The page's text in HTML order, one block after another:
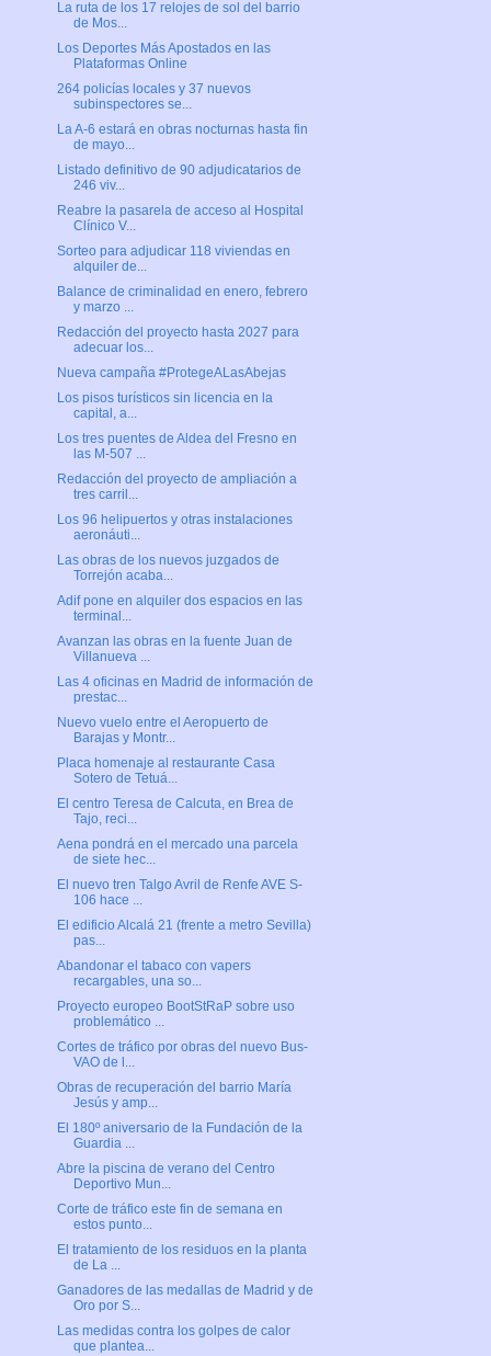
La ruta de los 17 relojes de sol del barrio
de Mos...
Los Deportes Más Apostados en las
Plataformas Online
264 policías locales y 37 nuevos
subinspectores se...
La A-6 estará en obras nocturnas hasta fin
de mayo...
Listado definitivo de 90 adjudicatarios de
246 viv...
Reabre la pasarela de acceso al Hospital
Clínico V...
Sorteo para adjudicar 118 viviendas en
alquiler de...
Balance de criminalidad en enero, febrero
y marzo ...
Redacción del proyecto hasta 2027 para
adecuar los...
Nueva campaña #ProtegeALasAbejas
Los pisos turísticos sin licencia en la
capital, a...
Los tres puentes de Aldea del Fresno en
las M-507 ...
Redacción del proyecto de ampliación a
tres carril...
Los 96 helipuertos y otras instalaciones
aeronáuti...
Las obras de los nuevos juzgados de
Torrejón acaba...
Adif pone en alquiler dos espacios en las
terminal...
Avanzan las obras en la fuente Juan de
Villanueva ...
Las 4 oficinas en Madrid de información de
prestac...
Nuevo vuelo entre el Aeropuerto de
Barajas y Montr...
Placa homenaje al restaurante Casa
Sotero de Tetuá...
El centro Teresa de Calcuta, en Brea de
Tajo, reci...
Aena pondrá en el mercado una parcela
de siete hec...
El nuevo tren Talgo Avril de Renfe AVE S-
106 hace ...
El edificio Alcalá 21 (frente a metro Sevilla)
pas...
Abandonar el tabaco con vapers
recargables, una so...
Proyecto europeo BootStRaP sobre uso
problemático ...
Cortes de tráfico por obras del nuevo Bus-
VAO de l...
Obras de recuperación del barrio María
Jesús y amp...
El 180º aniversario de la Fundación de la
Guardia ...
Abre la piscina de verano del Centro
Deportivo Mun...
Corte de tráfico este fin de semana en
estos punto...
El tratamiento de los residuos en la planta
de La ...
Ganadores de las medallas de Madrid y de
Oro por S...
Las medidas contra los golpes de calor
que plantea...